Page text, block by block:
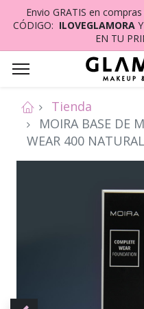
Envio GRATIS en
CÓDIGO: ILOVEGLAMORA
EN TU
Tienda
MOIRA BASE DE
WEAR 400